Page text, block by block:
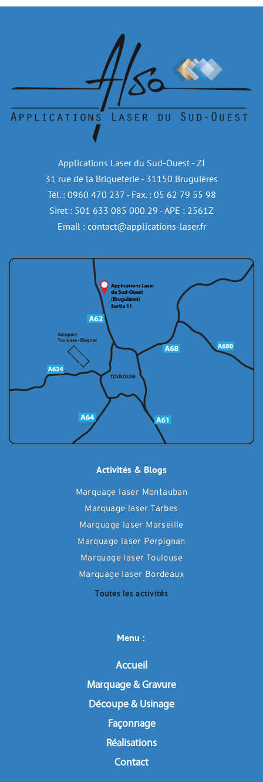
Applications Laser du Sud-Ouest - ZI
31 rue de la Briqueterie - 31150 Bruguières
Tél. : 0960 470 237 - Fax. : 05 62 79 55 98
Siret : 501 633 085 000 29 - APE : 2561Z
Email : contact@applications-laser.fr
Activités & Blogs
Marquage laser Montauban
Marquage laser Tarbes
Marquage laser Marseille
Marquage laser Perpignan
Marquage laser Toulouse
Marquage laser Bordeaux
Toutes les activités
Menu :
Accueil
Marquage & Gravure
Découpe & Usinage
Façonnage
Réalisations
Contact